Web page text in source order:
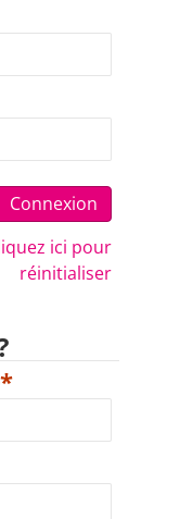
ici pour
réinitialiser
*